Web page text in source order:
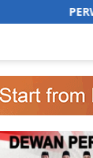
Indonesia